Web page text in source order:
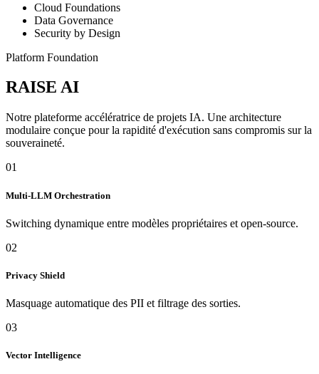
Cloud Foundations
Data Governance
Security by Design
Platform Foundation
RAISE AI
Notre plateforme accélératrice de projets IA. Une architecture
modulaire conçue pour la rapidité d'exécution sans compromis sur la
souveraineté.
01
Multi-LLM Orchestration
Switching dynamique entre modèles propriétaires et open-source.
02
Privacy Shield
Masquage automatique des PII et filtrage des sorties.
03
Vector Intelligence